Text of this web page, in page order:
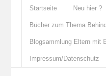
Startseite Neu hier ?
Bücher zum Thema
Blogsammlung Eltern mit
Impressum/Datenschutz